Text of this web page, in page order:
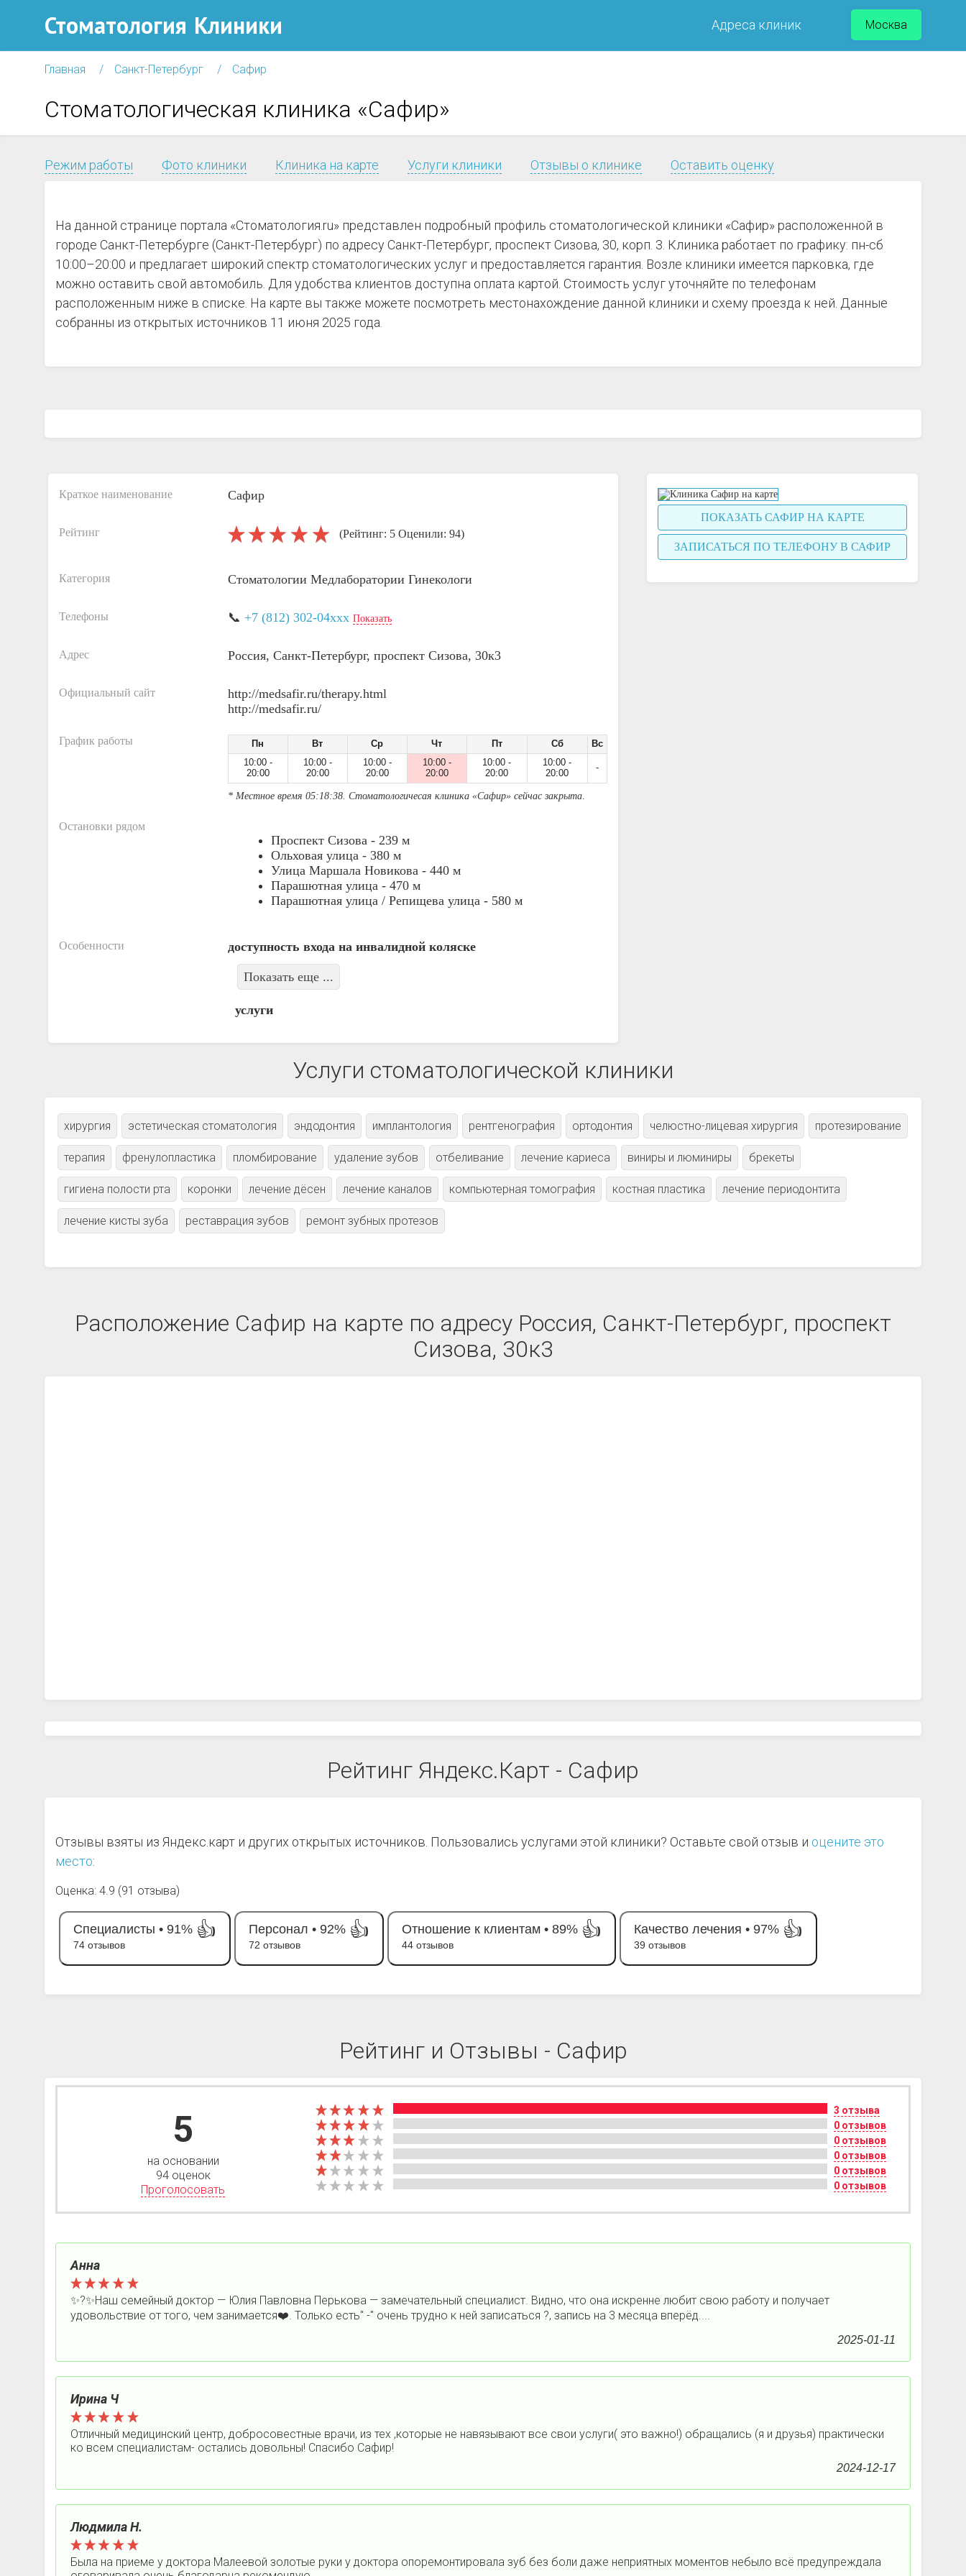
Стоматология Клиники Адреса клиник Москва
Главная Санкт-Петербург Сафир
Стоматологическая клиника «Сафир»
Режим работы Фото клиники Клиника на карте Услуги клиники Отзывы о клинике Оставить оценку
На данной странице портала «Стоматология.ru» представлен подробный профиль стоматологической клиники «Сафир» расположенной в
городе Санкт-Петербурге (Санкт-Петербург) по адресу Санкт-Петербург, проспект Сизова, 30, корп. 3. Клиника работает по графику: пн-сб
10:00–20:00 и предлагает широкий спектр стоматологических услуг и предоставляется гарантия. Возле клиники имеется парковка, где
можно оставить свой автомобиль. Для удобства клиентов доступна оплата картой. Стоимость услуг уточняйте по телефонам
расположенным ниже в списке. На карте вы также можете посмотреть местонахождение данной клиники и схему проезда к ней. Данные
собранны из открытых источников 11 июня 2025 года.
Краткое наименование Сафир
Рейтинг (Рейтинг: 5 Оценили: 94)
Категория Стоматологии Медлаборатории Гинекологи
Телефоны 📞 +7 (812) 302-04xxx Показать
Адрес Россия, Санкт-Петербург, проспект Сизова, 30к3
Официальный сайт
http://medsafir.ru/therapy.html
http://medsafir.ru/
График работы Пн Вт Ср Чт Пт Сб
Вс
10:00 -
20:00
10:00 -
20:00
10:00 -
20:00
10:00 -
20:00
10:00 -
20:00
10:00 -
20:00
-
* Местное время 05:18:38. Стоматологичесая клиника «Сафир» сейчас закрыта.
Остановки рядом
Проспект Сизова - 239 м
Ольховая улица - 380 м
Улица Маршала Новикова - 440 м
Парашютная улица - 470 м
Парашютная улица / Репищева улица - 580 м
Особенности доступность входа на инвалидной коляске
Показать еще ...
услуги
ПОКАЗАТЬ САФИР НА КАРТЕ
ЗАПИСАТЬСЯ ПО ТЕЛЕФОНУ В САФИР
Услуги стоматологической клиники
хирургия эстетическая стоматология эндодонтия имплантология рентгенография ортодонтия челюстно-лицевая хирургия протезирование
терапия френулопластика пломбирование удаление зубов отбеливание лечение кариеса виниры и люминиры брекеты
гигиена полости рта коронки лечение дёсен лечение каналов компьютерная томография костная пластика лечение периодонтита
лечение кисты зуба реставрация зубов ремонт зубных протезов
Расположение Сафир на карте по адресу Россия, Санкт-Петербург, проспект
Сизова, 30к3
Рейтинг Яндекс.Карт - Сафир
Отзывы взяты из Яндекс.карт и других открытых источников. Пользовались услугами этой клиники? Оставьте свой отзыв и оцените это
место:
Оценка: 4.9 (91 отзыва)
Специалисты • 91% 👍
74 отзывов
Персонал • 92% 👍
72 отзывов
Отношение к клиентам • 89% 👍
44 отзывов
Качество лечения • 97% 👍
39 отзывов
Рейтинг и Отзывы - Сафир
5
на основании
94 оценок
Проголосовать
3 отзыва
0 отзывов
0 отзывов
0 отзывов
0 отзывов
0 отзывов
Анна
✨?✨Наш семейный доктор — Юлия Павловна Перькова — замечательный специалист. Видно, что она искренне любит свою работу и получает
удовольствие от того, чем занимается❤️. Только есть" -" очень трудно к ней записаться ?, запись на 3 месяца вперёд....
2025-01-11
Ирина Ч
Отличный медицинский центр, добросовестные врачи, из тех ,которые не навязывают все свои услуги( это важно!) обращались (я и друзья) практически
ко всем специалистам- остались довольны! Спасибо Сафир!
2024-12-17
Людмила Н.
Была на приеме у доктора Малеевой золотые руки у доктора опоремонтировала зуб без боли даже неприятных моментов небыло всё предупреждала